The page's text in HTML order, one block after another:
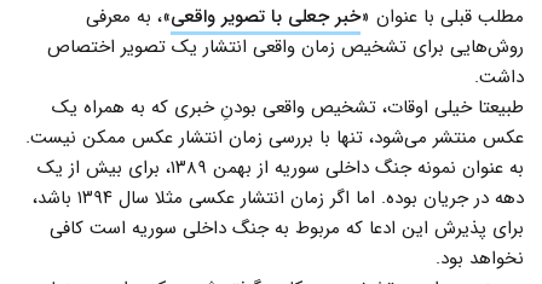
مطلب قبلی با عنوان «خبر جعلی با تصویر واقعی»، به معرفی
روش‌هایی برای تشخیص زمان واقعی انتشار یک تصویر اختصاص
داشت.
طبیعتا خیلی اوقات، تشخیص واقعی بودنِ خبری که به همراه یک
عکس منتشر می‌شود، تنها با بررسی زمان انتشار عکس ممکن نیست.
به عنوان نمونه جنگ داخلی سوریه از بهمن ۱۳۸۹، برای بیش از یک
دهه در جریان بوده. اما اگر زمان انتشار عکسی مثلا سال ۱۳۹۴ باشد،
برای پذیرش این ادعا که مربوط به جنگ داخلی سوریه است کافی
نخواهد بود.